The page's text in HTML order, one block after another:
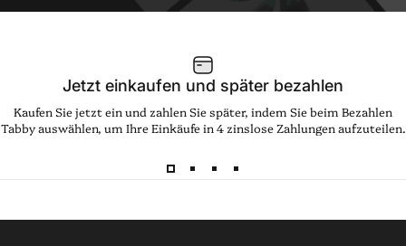
Jetzt einkaufen und später bezahlen
Kaufen Sie jetzt ein und zahlen Sie später, indem Sie beim Bezahlen
Tabby auswählen, um Ihre Einkäufe in 4 zinslose Zahlungen aufzuteilen.